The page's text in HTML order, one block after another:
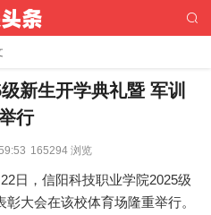
新生开学典礼暨 军训
行
165294 浏览
日，信阳科技职业学院2025级
大会在该校体育场隆重举行。